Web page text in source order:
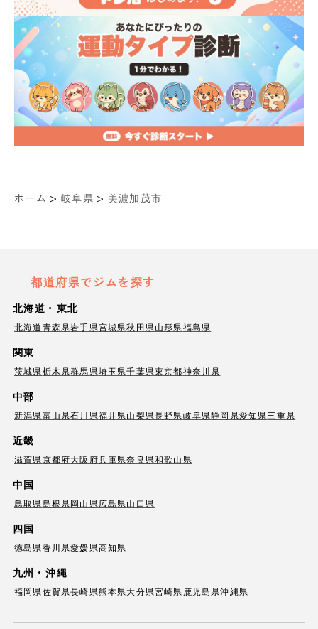
ホーム > 岐阜県 > 美濃加茂市
都道府県でジムを探す
北海道・東北
北海道青森県岩手県宮城県秋田県山形県福島県
関東
茨城県栃木県群馬県埼玉県千葉県東京都神奈川県
中部
新潟県富山県石川県福井県山梨県長野県岐阜県静岡県愛知県三重県
近畿
滋賀県京都府大阪府兵庫県奈良県和歌山県
中国
鳥取県島根県岡山県広島県山口県
四国
徳島県香川県愛媛県高知県
九州・沖縄
福岡県佐賀県長崎県熊本県大分県宮崎県 鹿児島県沖縄県